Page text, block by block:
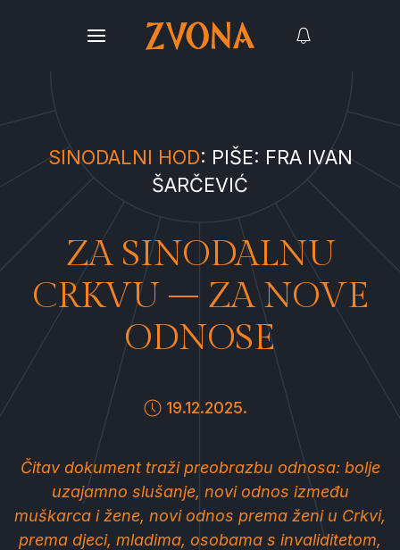
SINODALNI HOD: PIŠE: FRA IVAN
ŠARČEVIĆ
ZA SINODALNU
CRKVU – ZA NOVE
ODNOSE
19.12.2025.
Čitav dokument traži preobrazbu odnosa: bolje
uzajamno slušanje, novi odnos između
muškarca i žene, novi odnos prema ženi u Crkvi,
prema djeci, mladima, osobama s invaliditetom,